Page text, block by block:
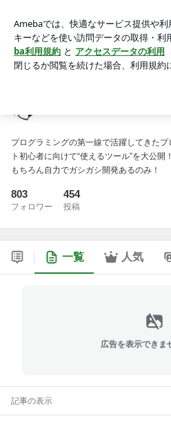
アプリをダウンロードして ブログの
ょう。
プログラミングの第一線で活躍してきた
ト初心者に向けて“使えるツール”を大公開
もちろん自力でガシガシ開発あるのみ！
803
フォロワー
454
投稿
一覧 人気
広告を表示できま
記事の表示